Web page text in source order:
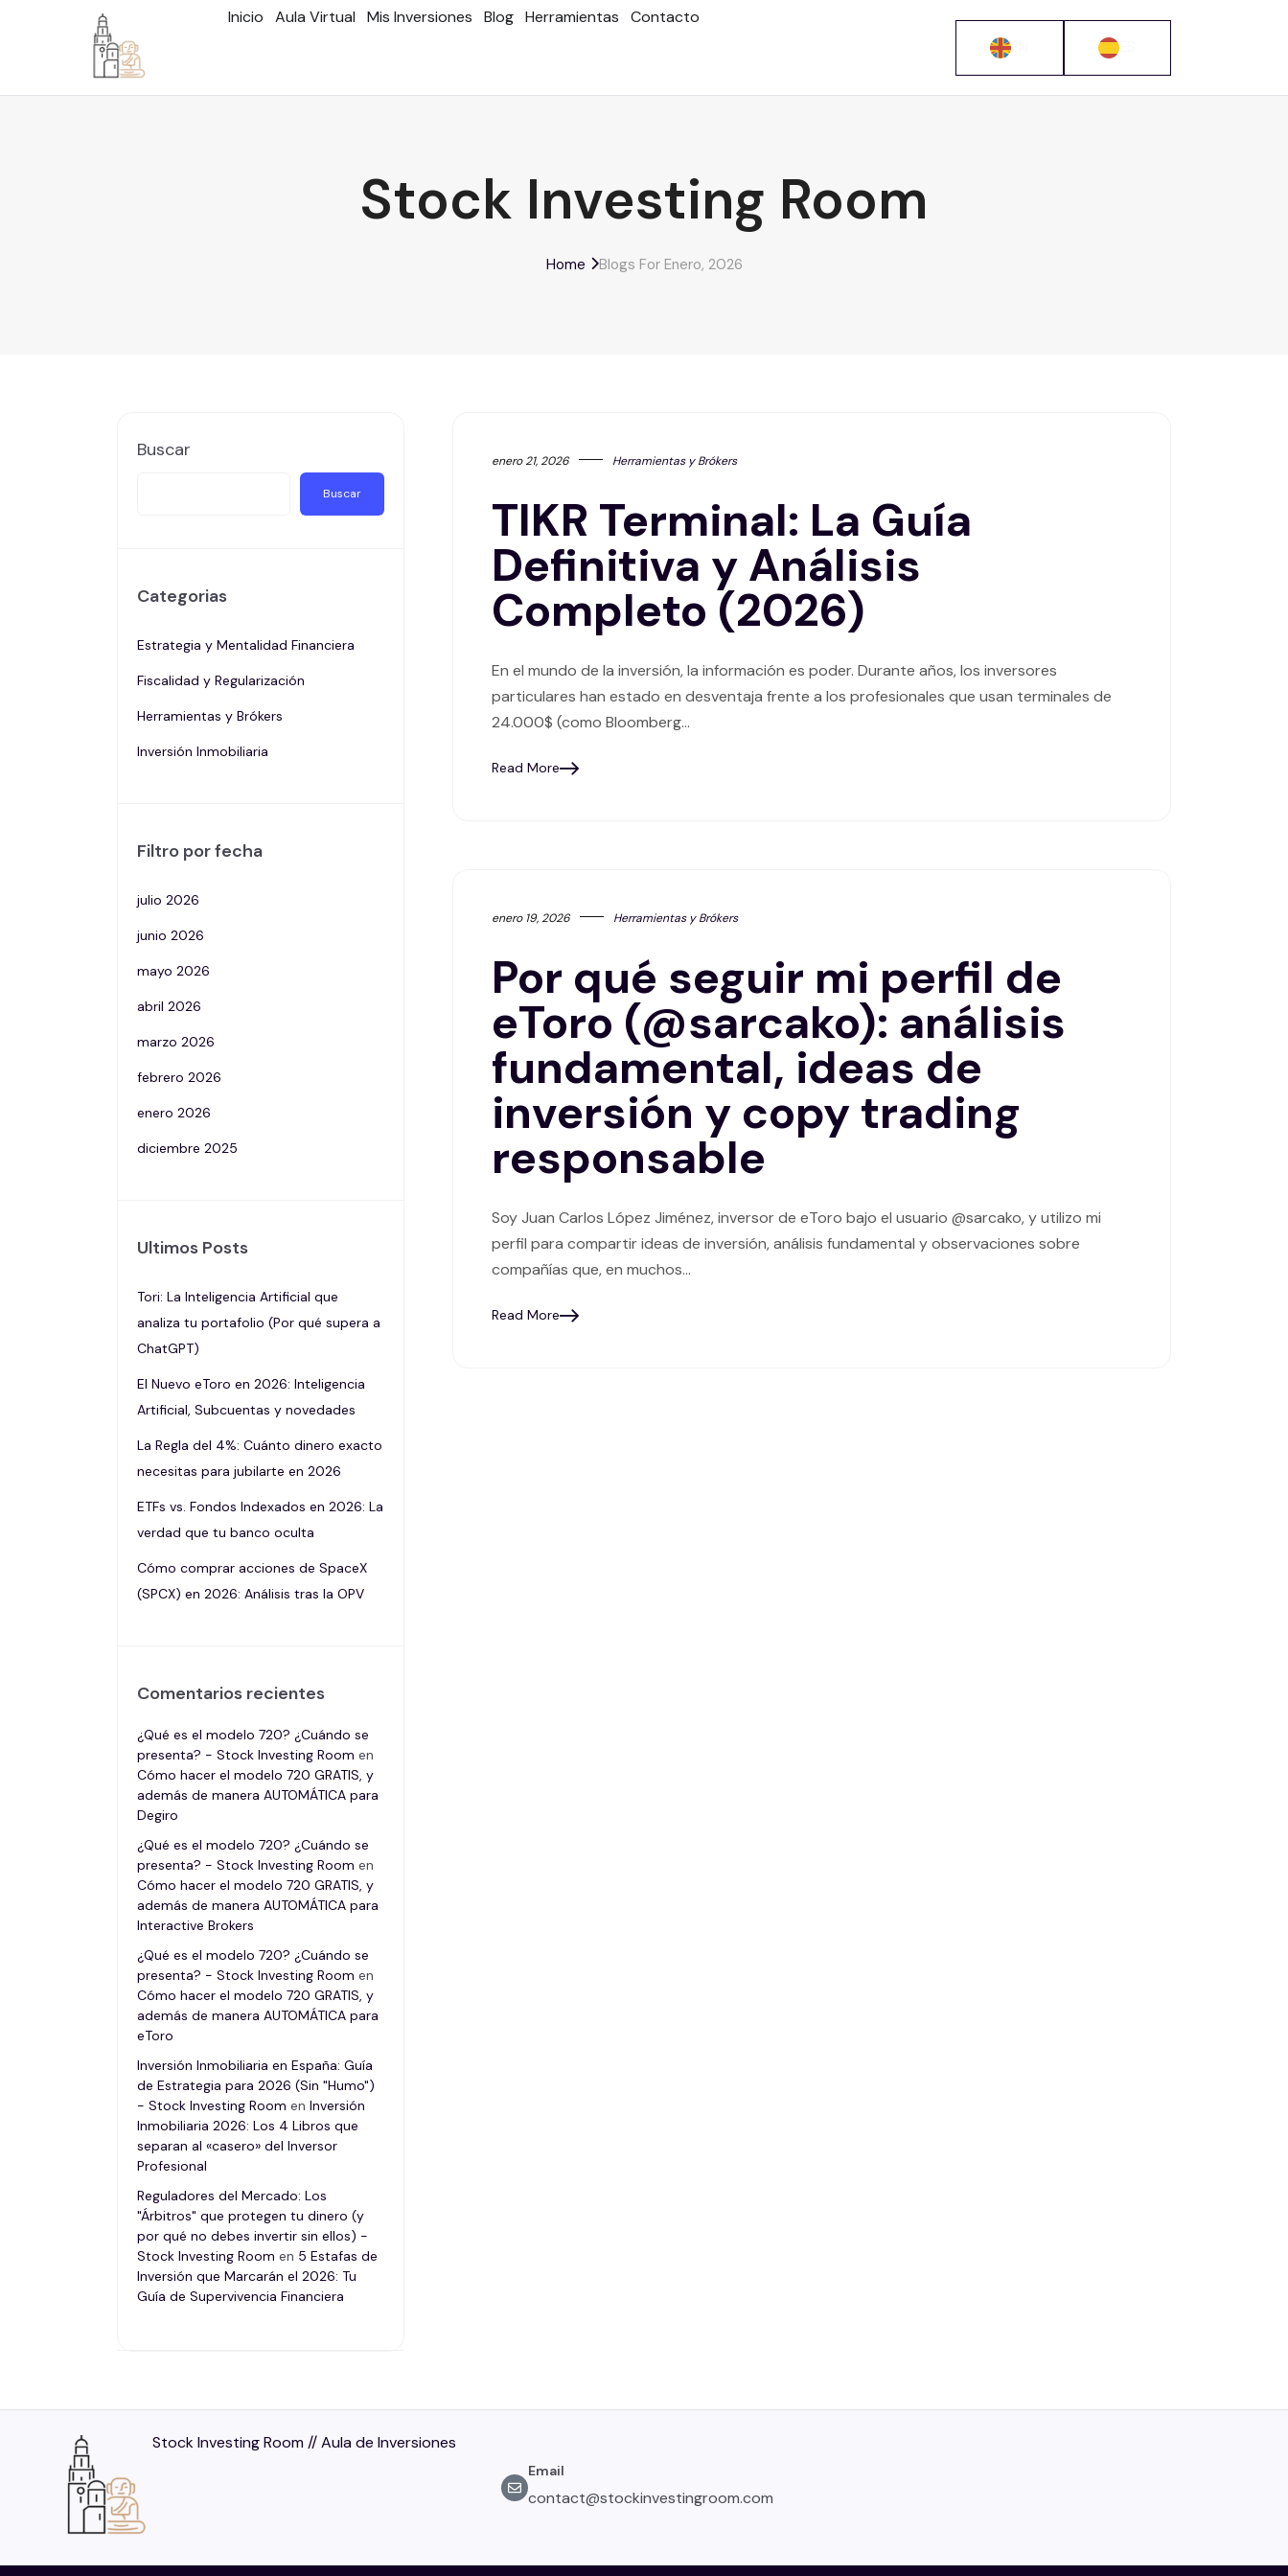
Inicio Aula Virtual Mis Inversiones Blog Herramientas Contacto
EN ES
Stock Investing Room
Home Blogs For Enero, 2026
Buscar
Buscar
Categorias
Estrategia y Mentalidad Financiera
Fiscalidad y Regularización
Herramientas y Brókers
Inversión Inmobiliaria
Filtro por fecha
julio 2026
junio 2026
mayo 2026
abril 2026
marzo 2026
febrero 2026
enero 2026
diciembre 2025
Ultimos Posts
Tori: La Inteligencia Artificial que
analiza tu portafolio (Por qué supera a
ChatGPT)
El Nuevo eToro en 2026: Inteligencia
Artificial, Subcuentas y novedades
La Regla del 4%: Cuánto dinero exacto
necesitas para jubilarte en 2026
ETFs vs. Fondos Indexados en 2026: La
verdad que tu banco oculta
Cómo comprar acciones de SpaceX
(SPCX) en 2026: Análisis tras la OPV
Comentarios recientes
¿Qué es el modelo 720? ¿Cuándo se
presenta? - Stock Investing Room en
Cómo hacer el modelo 720 GRATIS, y
además de manera AUTOMÁTICA para
Degiro
¿Qué es el modelo 720? ¿Cuándo se
presenta? - Stock Investing Room en
Cómo hacer el modelo 720 GRATIS, y
además de manera AUTOMÁTICA para
Interactive Brokers
¿Qué es el modelo 720? ¿Cuándo se
presenta? - Stock Investing Room en
Cómo hacer el modelo 720 GRATIS, y
además de manera AUTOMÁTICA para
eToro
Inversión Inmobiliaria en España: Guía
de Estrategia para 2026 (Sin "Humo")
- Stock Investing Room en Inversión
Inmobiliaria 2026: Los 4 Libros que
separan al «casero» del Inversor
Profesional
Reguladores del Mercado: Los
"Árbitros" que protegen tu dinero (y
por qué no debes invertir sin ellos) -
Stock Investing Room en 5 Estafas de
Inversión que Marcarán el 2026: Tu
Guía de Supervivencia Financiera
enero 21, 2026 Herramientas y Brókers
TIKR Terminal: La Guía
Definitiva y Análisis
Completo (2026)
En el mundo de la inversión, la información es poder. Durante años, los inversores
particulares han estado en desventaja frente a los profesionales que usan terminales de
24.000$ (como Bloomberg…
Read More
enero 19, 2026 Herramientas y Brókers
Por qué seguir mi perfil de
eToro (@sarcako): análisis
fundamental, ideas de
inversión y copy trading
responsable
Soy Juan Carlos López Jiménez, inversor de eToro bajo el usuario @sarcako, y utilizo mi
perfil para compartir ideas de inversión, análisis fundamental y observaciones sobre
compañías que, en muchos…
Read More
Stock Investing Room // Aula de Inversiones
Email
contact@stockinvestingroom.com